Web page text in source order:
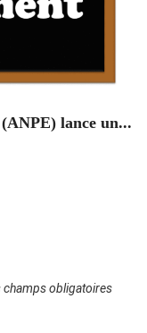
lance un...
champs obligatoires